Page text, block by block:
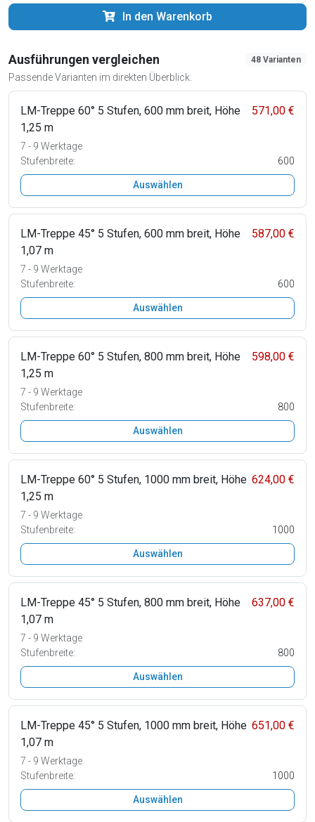
In den Warenkorb
Ausführungen vergleichen
Passende Varianten im direkten Überblick.
48 Varianten
LM-Treppe 60° 5 Stufen, 600 mm breit, Höhe
1,25 m
571,00 €
7 - 9 Werktage
Stufenbreite:
600
Auswählen
LM-Treppe 45° 5 Stufen, 600 mm breit, Höhe
1,07 m
587,00 €
7 - 9 Werktage
Stufenbreite:
600
Auswählen
LM-Treppe 60° 5 Stufen, 800 mm breit, Höhe
1,25 m
598,00 €
7 - 9 Werktage
Stufenbreite:
800
Auswählen
LM-Treppe 60° 5 Stufen, 1000 mm breit, Höhe
1,25 m
624,00 €
7 - 9 Werktage
Stufenbreite:
1000
Auswählen
LM-Treppe 45° 5 Stufen, 800 mm breit, Höhe
1,07 m
637,00 €
7 - 9 Werktage
Stufenbreite:
800
Auswählen
LM-Treppe 45° 5 Stufen, 1000 mm breit, Höhe
1,07 m
651,00 €
7 - 9 Werktage
Stufenbreite:
1000
Auswählen